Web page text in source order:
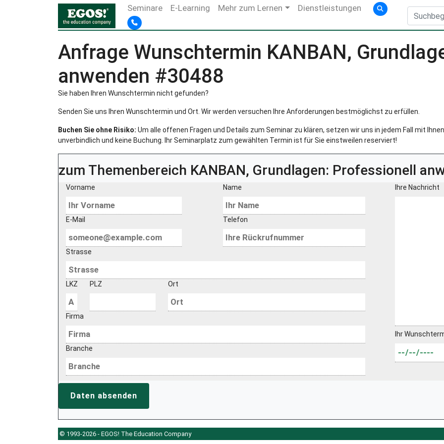
Seminare E-Learning Mehr zum Lernen Dienstleistungen
Anfrage Wunschtermin KANBAN,
anwenden #30488
Sie haben Ihren Wunschtermin nicht gefunden?
Senden Sie uns Ihren Wunschtermin und Ort. Wir werden versuchen Ihre Anforderungen bestmöglichst zu erfüllen.
Buchen Sie ohne Risiko: Um alle offenen Fragen und Details zum Seminar zu klären, setzen wir uns in jedem Fall mit
unverbindlich und keine Buchung. Ihr Seminarplatz zum gewählten Termin ist für Sie einstweilen reserviert!
zum Themenbereich KANBAN, Grundlagen: Professionell
Vorname Name
E-Mail Telefon
Strasse
LKZ PLZ Ort
Firma
Branche
Ihre Nachricht
Ihr
Daten absenden
© 1993-2026 - EGOS! The Education Company